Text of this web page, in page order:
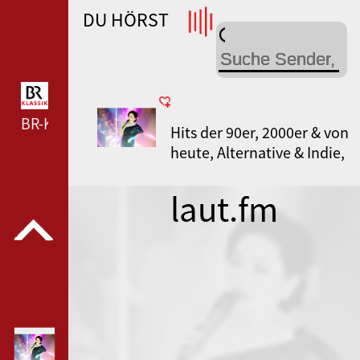
WDR 4 --- WDR 4 ---
BR-KLASSIK --- BR-KLASSIK ---
DU HÖRST
Hits der 90er, 2000er & von
heute, Alternative & Indie,
laut.fm